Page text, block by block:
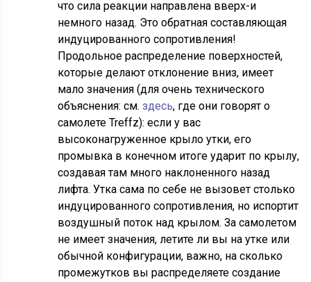
что сила реакции направлена вверх-и
немного назад. Это обратная составляющая
индуцированного сопротивления!
Продольное распределение поверхностей,
которые делают отклонение вниз, имеет
мало значения (для очень технического
объяснения: см.здесь, где они говорят о
самолете Treffz): если у вас
высоконагруженное крыло утки, его
промывка в конечном итоге ударит по крылу,
создавая там много наклоненного назад
лифта. Утка сама по себе не вызовет столько
индуцированного сопротивления, но испортит
воздушный поток над крылом. За самолетом
не имеет значения, летите ли вы на утке или
обычной конфигурации, важно, на сколько
промежутков вы распределяете создание